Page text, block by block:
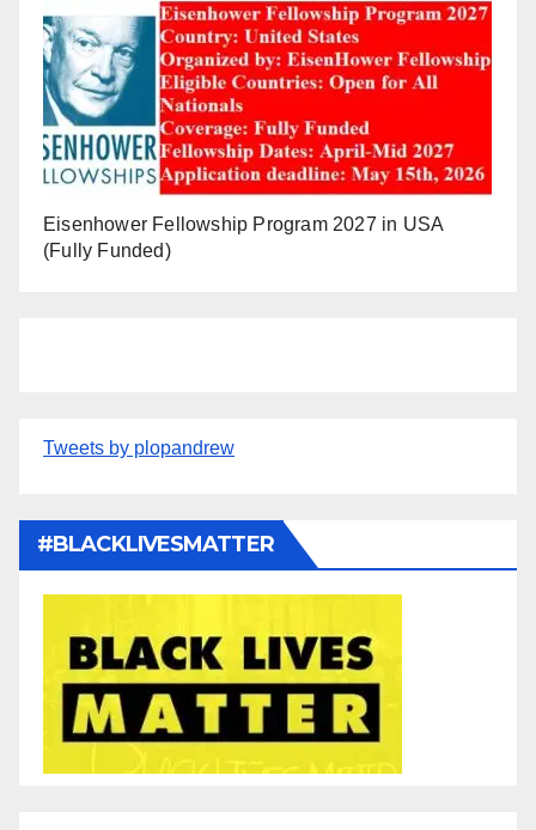
Eisenhower Fellowship Program 2027 in USA
(Fully Funded)
Tweets by plopandrew
#BLACKLIVESMATTER